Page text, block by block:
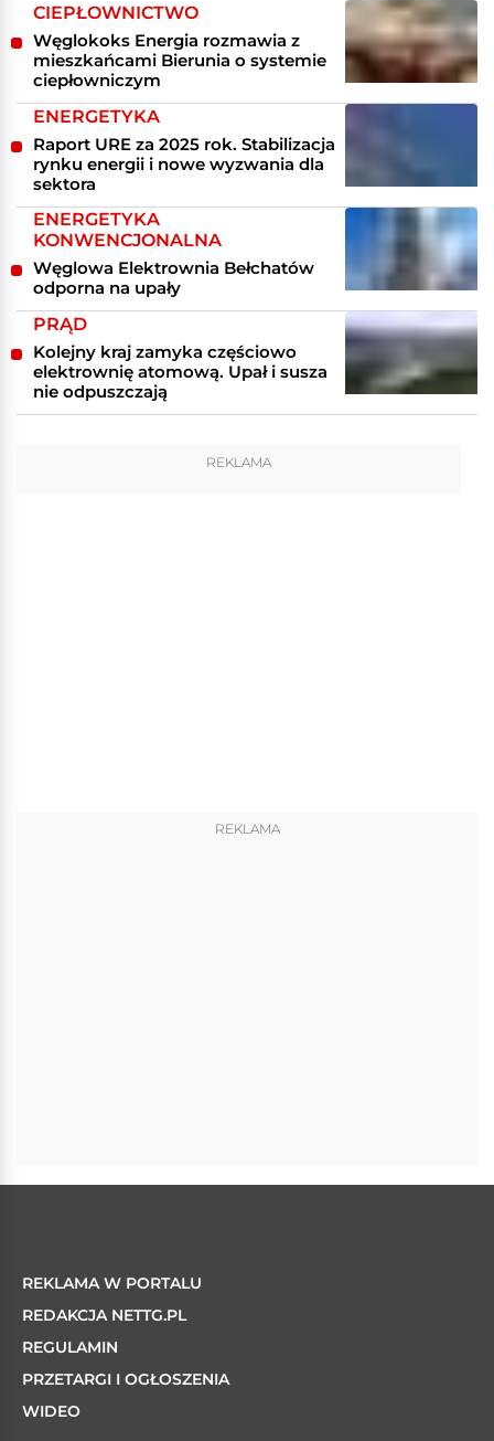
CIEPŁOWNICTWO
Węglokoks Energia rozmawia z
mieszkańcami Bierunia o systemie
ciepłowniczym
ENERGETYKA
Raport URE za 2025 rok. Stabilizacja
rynku energii i nowe wyzwania dla
sektora
ENERGETYKA
KONWENCJONALNA
Węglowa Elektrownia Bełchatów
odporna na upały
PRĄD
Kolejny kraj zamyka częściowo
elektrownię atomową. Upał i susza
nie odpuszczają
REKLAMA
REKLAMA
REKLAMA W PORTALU
REDAKCJA NETTG.PL
REGULAMIN
PRZETARGI I OGŁOSZENIA
WIDEO